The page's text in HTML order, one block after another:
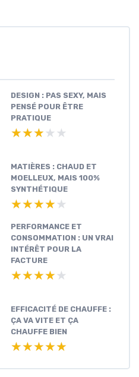
DESIGN : PAS SEXY, MAIS
PENSÉ POUR ÊTRE
PRATIQUE
★★★★★
★★★★★
MATIÈRES : CHAUD ET
MOELLEUX, MAIS 100%
SYNTHÉTIQUE
★★★★★
★★★★★
PERFORMANCE ET
CONSOMMATION : UN VRAI
INTÉRÊT POUR LA
FACTURE
★★★★★
★★★★★
EFFICACITÉ DE CHAUFFE :
ÇA VA VITE ET ÇA
CHAUFFE BIEN
★★★★★
★★★★★